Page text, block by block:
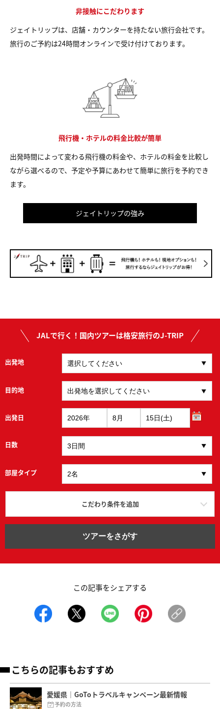
非接触にこだわります
ジェイトリップは、店舗・カウンターを持たない旅行会社です。
旅行のご予約は24時間オンラインで受け付けております。
飛行機・ホテルの料金比較が簡単
出発時間によって変わる飛行機の料金や、ホテルの料金を比較し
ながら選べるので、予定や予算にあわせて簡単に旅行を予約でき
ます。
ジェイトリップの強み
JALで行く！国内ツアーは格安旅行のJ-TRIP
出発地
目的地
出発日
日数
部屋タイプ
こだわり条件を追加
ツアーをさがす
この記事をシェアする
こちらの記事もおすすめ
愛媛県｜GoToトラベルキャンペーン最新情報
予約の方法